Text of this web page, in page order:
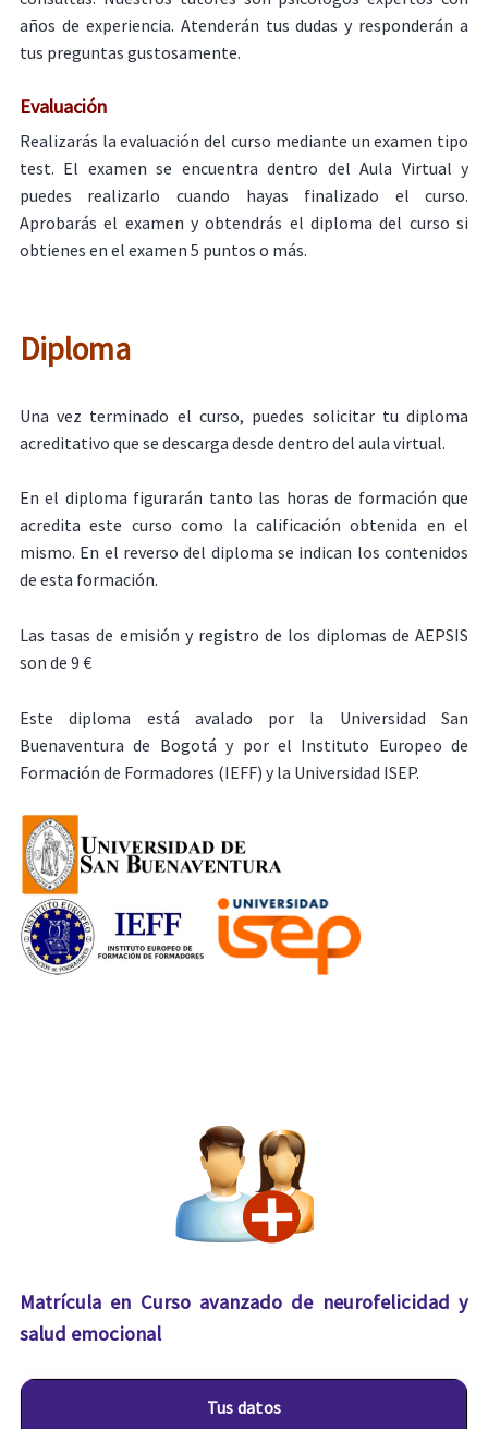
años de experiencia. Atenderán tus dudas y responderán a
tus preguntas gustosamente.
Evaluación
Realizarás la evaluación del curso mediante un examen tipo
test. El examen se encuentra dentro del Aula Virtual y
puedes realizarlo cuando hayas finalizado el curso.
Aprobarás el examen y obtendrás el diploma del curso si
obtienes en el examen 5 puntos o más.
Diploma
Una vez terminado el curso, puedes solicitar tu diploma
acreditativo que se descarga desde dentro del aula virtual.
En el diploma figurarán tanto las horas de formación que
acredita este curso como la calificación obtenida en el
mismo. En el reverso del diploma se indican los contenidos
de esta formación.
Las tasas de emisión y registro de los diplomas de AEPSIS
son de 9 €
Este diploma está avalado por la Universidad San
Buenaventura de Bogotá y por el Instituto Europeo de
Formación de Formadores (IEFF) y la Universidad ISEP.
Matrícula en Curso avanzado de neurofelicidad y
salud emocional
Tus datos